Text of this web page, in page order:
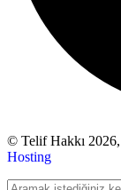
© Telif Hakkı 2026,
Hosting